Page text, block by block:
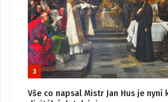
3
Vše co napsal Mistr Jan Hus je nyní